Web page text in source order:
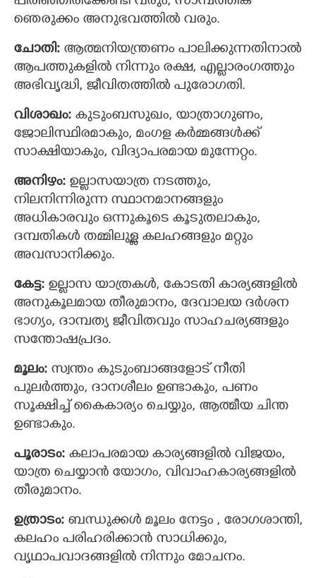
ഞെരുക്കം അനുഭവത്തില്‍ വരും.
ചോതി: ആത്മനിയന്ത്രണം പാലിക്കുന്നതിനാല്‍
ആപത്തുകളില്‍ നിന്നും രക്ഷ, എല്ലാരംഗത്തും
അഭിവൃദ്ധി, ജീവിതത്തില്‍ പുരോഗതി.
വിശാഖം: കുടുംബസുഖം, യാത്രാഗുണം,
ജോലിസ്ഥിരമാകും, മംഗള കര്‍മ്മങ്ങള്‍ക്ക്
സാക്ഷിയാകും, വിദ്യാപരമായ മുന്നേറ്റം.
അനിഴം: ഉല്ലാസയാത്ര നടത്തും,
നിലനിന്നിരുന്ന സ്ഥാനമാനങ്ങളും
അധികാരവും ഒന്നുകൂടെ കൂടുതലാകും,
ദമ്പതികള്‍ തമ്മിലുള്ള കലഹങ്ങളും മറ്റും
അവസാനിക്കും.
കേട്ട: ഉല്ലാസ യാത്രകള്‍, കോടതി കാര്യങ്ങളില്‍
അനുകൂലമായ തീരുമാനം, ദേവാലയ ദര്‍ശന
ഭാഗ്യം, ദാമ്പത്യ ജീവിതവും സാഹചര്യങ്ങളും
സന്തോഷപ്രദം.
മൂലം: സ്വന്തം കുടുംബാങ്ങളോട് നീതി
പുലര്‍ത്തും, ദാനശീലം ഉണ്ടാകും, പണം
സൂക്ഷിച്ച് കൈകാര്യം ചെയ്യും, ആത്മീയ ചിന്ത
ഉണ്ടാകും.
പൂരാടം: കലാപരമായ കാര്യങ്ങളില്‍ വിജയം,
യാത്ര ചെയ്യാന്‍ യോഗം, വിവാഹകാര്യങ്ങളില്‍
തീരുമാനം.
ഉത്രാടം: ബന്ധുക്കള്‍ മൂലം നേട്ടം , രോഗശാന്തി,
കലഹം പരിഹരിക്കാന്‍ സാധിക്കും,
വൃഥാപവാദങ്ങളില്‍ നിന്നും മോചനം.